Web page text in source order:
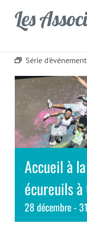
contenu
Série
Accueil à
écureuils à
28 décembre-